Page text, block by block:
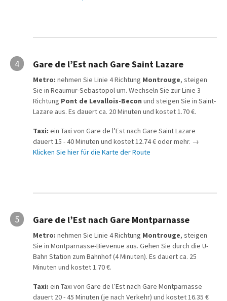
4 Gare de l’Est nach Gare Saint Lazare
Metro: nehmen Sie Linie 4 Richtung Montrouge, steigen
Sie in Reaumur-Sebastopol um. Wechseln Sie zur Linie 3
Richtung Pont de Levallois-Becon und steigen Sie in Saint-
Lazare aus. Es dauert ca. 20 Minuten und kostet 1.70 €.
Taxi: ein Taxi von Gare de l’Est nach Gare Saint Lazare
dauert 15 - 40 Minuten und kostet 12.74 € oder mehr. →
Klicken Sie hier für die Karte der Route
5 Gare de l’Est nach Gare Montparnasse
Metro: nehmen Sie Linie 4 Richtung Montrouge, steigen
Sie in Montparnasse-Bievenue aus. Gehen Sie durch die U-
Bahn Station zum Bahnhof (4 Minuten). Es dauert ca. 25
Minuten und kostet 1.70 €.
Taxi: ein Taxi von Gare de l’Est nach Gare Montparnasse
dauert 20 - 45 Minuten (je nach Verkehr) und kostet 16.35 €